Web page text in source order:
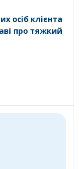
осіб клієнта
про тяжкий